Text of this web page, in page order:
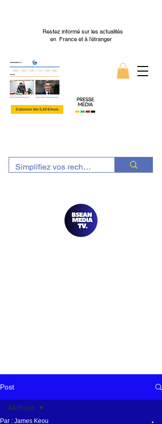
Restez informé sur les actualités
en France et à l’étranger
Post
All Posts
Par : James Keou